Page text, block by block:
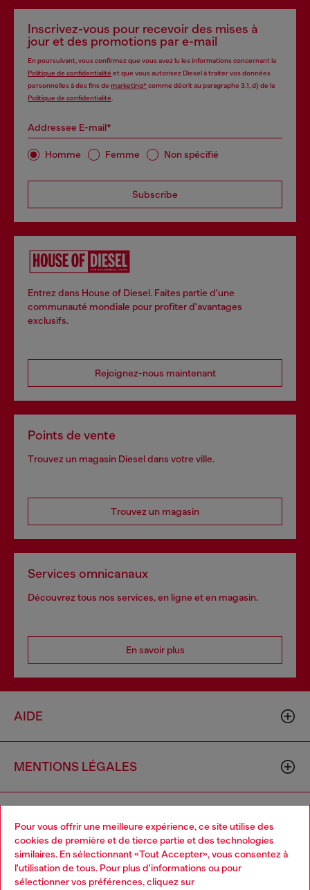
Pour vous offrir une meilleure expérience, ce site utilise des
cookies de première et de tierce partie et des technologies
similaires. En sélectionnant «Tout Accepter», vous consentez à
l'utilisation de tous. Pour plus d'informations ou pour
sélectionner vos préférences, cliquez sur
Inscrivez-vous pour recevoir des mises à
jour et des promotions par e-mail
En poursuivant, vous confirmez que vous avez lu les informations concernant la
Politique de confidentialité et que vous autorisez Diesel à traiter vos données
personnelles à des fins de marketing*comme décrit au paragraphe 3.1, d) de la
Politique de confidentialité
Addressee E-mail*
Homme Femme Non spécifié
Subscribe
Entrez dans House of Diesel. Faites partie d'une
communauté mondiale pour profiter d'avantages
exclusifs.
Rejoignez-nous maintenant
Points de vente
Trouvez un magasin Diesel dans votre ville.
Trouvez un magasin
Services omnicanaux
Découvrez tous nos services, en ligne et en magasin.
En savoir plus
AIDE
MENTIONS LÉGALES
CORPORATE
Choose your location